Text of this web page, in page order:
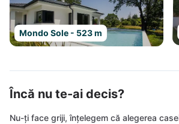
Mondo Sole - 523 m
Încă nu te-ai decis?
Nu-ți face griji, înțelegem că alegerea